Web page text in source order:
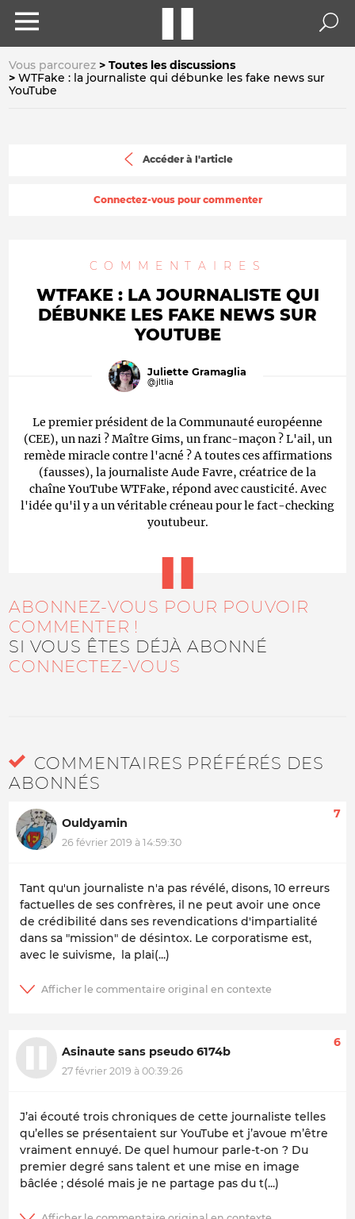
Vous parcourez
Toutes les discussions
WTFake : la journaliste qui débunke les fake news sur
YouTube
Accéder à l'article
Connectez-vous pour commenter
COMMENTAIRES
WTFAKE : LA JOURNALISTE QUI
DÉBUNKE LES FAKE NEWS SUR
YOUTUBE
Juliette Gramaglia
@jltlia
Le premier président de la Communauté européenne
(CEE), un nazi ? Maître Gims, un franc-maçon ? L'ail, un
remède miracle contre l'acné ? A toutes ces affirmations
(fausses), la journaliste Aude Favre, créatrice de la
chaîne YouTube WTFake, répond avec causticité. Avec
l'idée qu'il y a un véritable créneau pour le fact-checking
youtubeur.
ABONNEZ-VOUS POUR POUVOIR
COMMENTER !
SI VOUS ÊTES DÉJÀ ABONNÉ
CONNECTEZ-VOUS
COMMENTAIRES PRÉFÉRÉS DES
ABONNÉS
Ouldyamin
26 février 2019 à 14:59:30
7
Tant qu'un journaliste n'a pas révélé, disons, 10 erreurs
factuelles de ses confrères, il ne peut avoir une once
de crédibilité dans ses revendications d'impartialité
dans sa "mission" de désintox. Le corporatisme est,
avec le suivisme, la plai(...)
Asinaute sans pseudo 6174b
27 février 2019 à 00:39:26
6
J’ai écouté trois chroniques de cette journaliste telles
qu’elles se présentaient sur YouTube et j’avoue m’être
vraiment ennuyé. De quel humour parle-t-on ? Du
premier degré sans talent et une mise en image
bâclée ; désolé mais je ne partage pas du t(...)